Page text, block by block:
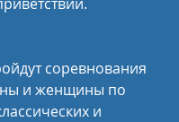
соревнования
и женщины по
и